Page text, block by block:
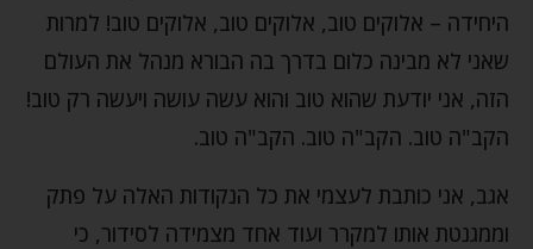
היחידה – אלוקים טוב, אלוקים טוב, אלוקים טוב! למרות
שאני לא מבינה כלום בדרך בה הבורא מנהל את העולם
הזה, אני יודעת שהוא טוב והוא עשה עושה ויעשה רק טוב!
הקב"ה טוב. הקב"ה טוב. הקב"ה טוב.
אגב, אני כותבת לעצמי את כל הנקודות האלה על פתק
וממגנטת אותו למקרר ועוד אחד מצמידה לסידור, כי